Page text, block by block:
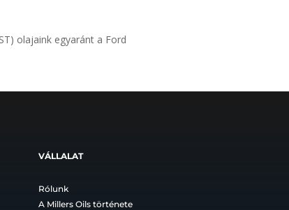
olajaink egyaránt a Ford
VÁLLALAT
Rólunk
A Millers Oils története